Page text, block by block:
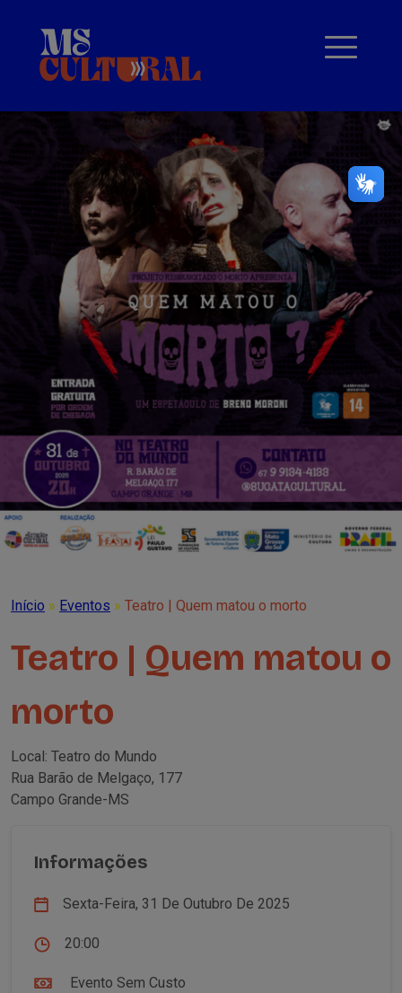
Início » Eventos » Teatro | Quem matou o morto
Teatro | Quem matou o
morto
Local: Teatro do Mundo
Rua Barão de Melgaço, 177
Campo Grande-MS
Informações
Sexta-Feira, 31 De Outubro De 2025
20:00
Evento Sem Custo